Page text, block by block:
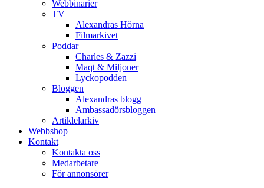
Webbinarier
TV
Alexandras Hörna
Filmarkivet
Poddar
Charles & Zazzi
Maqt & Miljoner
Lyckopodden
Bloggen
Alexandras blogg
Ambassadörsbloggen
Artiklelarkiv
Webbshop
Kontakt
Kontakta oss
Medarbetare
För annonsörer